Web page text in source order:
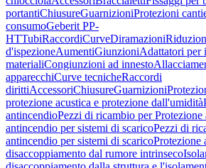
portantiChiusureGuarnizioniProtezioni
consumoGeberit PP-
HTTubiRaccordiCurveDiramazioni
d'ispezioneAumentiGiunzioniAdattatori per
materialiCongiunzioni ad innesto
apparecchiCurve tecnicheRaccordi
dirittiAccessoriChiusureGuarnizioni
protezione acustica e protezione dall'umidità
antincendioPezzi di ricambio per Protezione
antincendio per sistemi di scaricoPezzi di
antincendio per sistemi di scaricoProtezione
disaccoppiamento dal rumore intrinseco